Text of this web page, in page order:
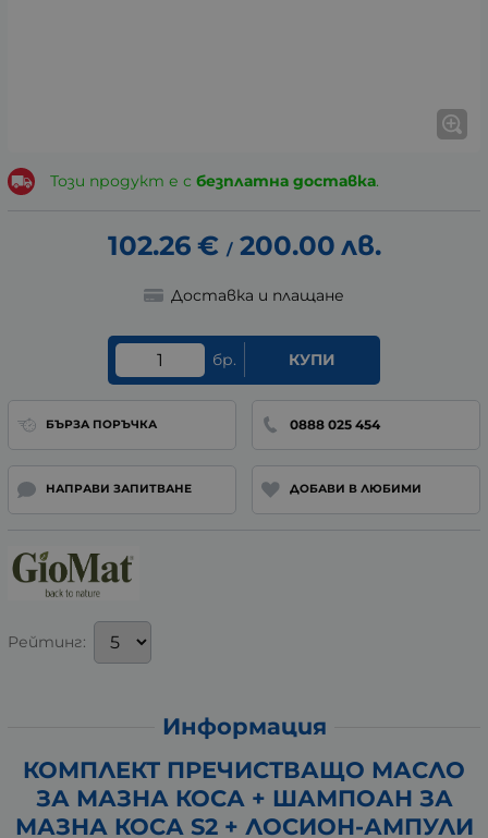
Този продукт е с безплатна доставка.
102.26 € / 200.00 лв.
Доставка и плащане
бр. КУПИ
БЪРЗА ПОРЪЧКА 0888 025 454
НАПРАВИ ЗАПИТВАНЕ ДОБАВИ В ЛЮБИМИ
Рейтинг:
Информация
КОМПЛЕКТ ПРЕЧИСТВАЩО МАСЛО
ЗА МАЗНА КОСА + ШАМПОАН ЗА
МАЗНА КОСА S2 + ЛОСИОН-АМПУЛИ